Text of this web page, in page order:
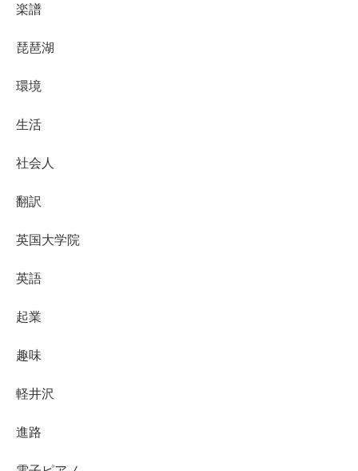
楽譜
琵琶湖
環境
生活
社会人
翻訳
英国大学院
英語
起業
趣味
軽井沢
進路